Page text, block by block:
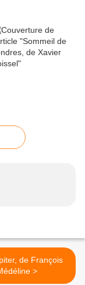
de François
Médéline >